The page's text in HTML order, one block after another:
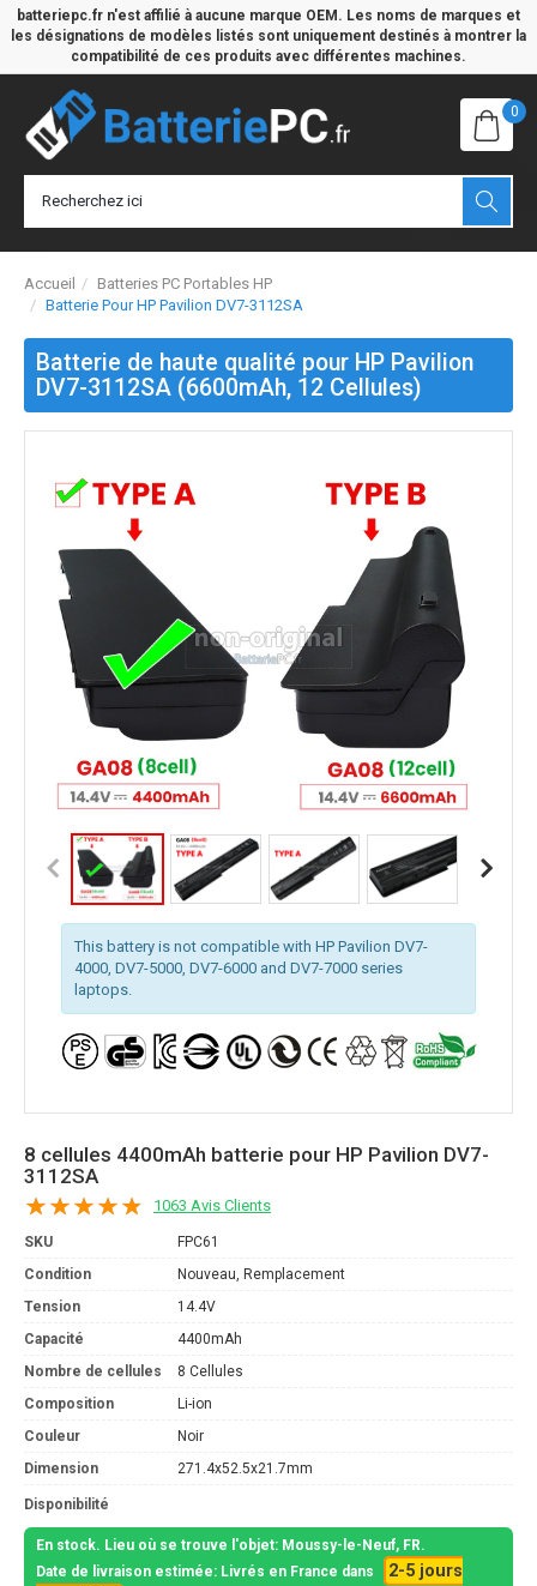
batteriepc.fr n'est affilié à aucune marque OEM. Les noms de marques et
les désignations de modèles listés sont uniquement destinés à montrer la
compatibilité de ces produits avec différentes machines.
0
Accueil
Batteries PC Portables HP
Batterie Pour HP Pavilion DV7-3112SA
Batterie de haute qualité pour HP Pavilion
DV7-3112SA (6600mAh, 12 Cellules)
This battery is not compatible with HP Pavilion DV7-
4000, DV7-5000, DV7-6000 and DV7-7000 series
laptops.
8 cellules 4400mAh batterie pour HP Pavilion DV7-
3112SA
1063 Avis Clients
SKU
FPC61
Condition
Nouveau, Remplacement
Tension
14.4V
Capacité
4400mAh
Nombre de cellules
8 Cellules
Composition
Li-ion
Couleur
Noir
Dimension
271.4x52.5x21.7mm
Disponibilité
En stock. Lieu où se trouve l'objet: Moussy-le-Neuf, FR.
Date de livraison estimée: Livrés en France dans
2-5 jours